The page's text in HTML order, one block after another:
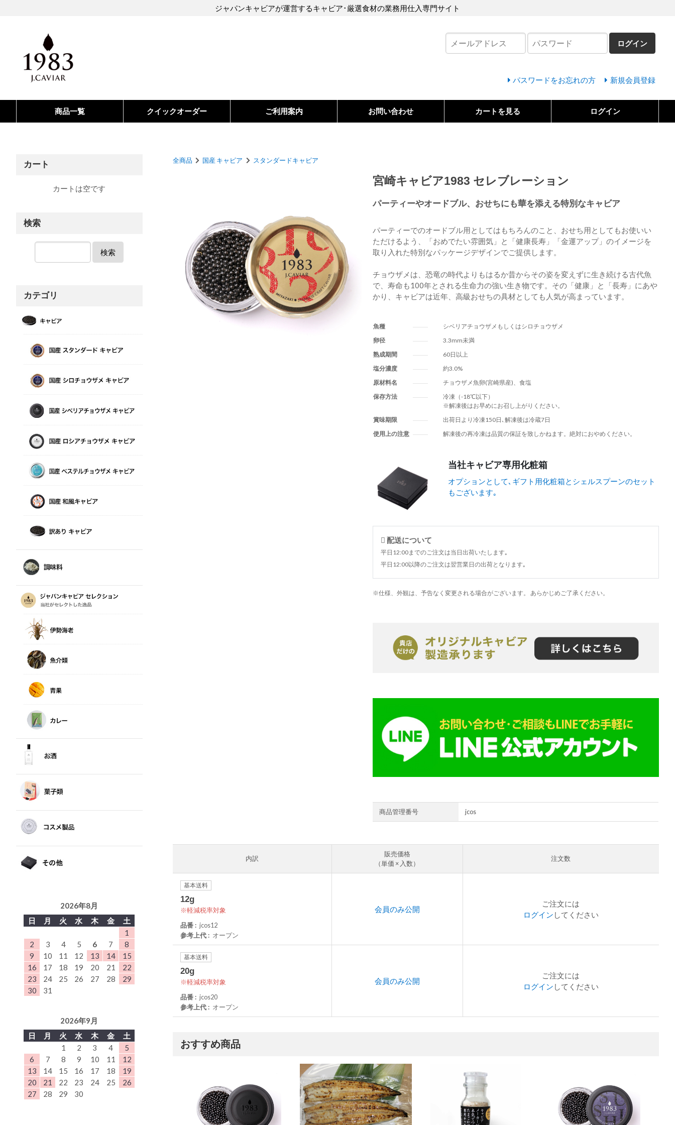
ジャパンキャビアが運営するキャビア･厳選食材の業務用仕入専門サイト
ログイン
パスワードをお忘れの方 新規会員登録
商品一覧 クイックオーダー ご利用案内 お問い合わせ カートを見る ログイン
全商品 国産 キャビア スタンダードキャビア
宮崎キャビア1983 セレブレーション
パーティーやオードブル、おせちにも華を添える特別なキャビア
パーティーでのオードブル用としてはもちろんのこと、おせち用としてもお使いい
ただけるよう、「おめでたい雰囲気」と「健康長寿」「金運アップ」のイメージを
取り入れた特別なパッケージデザインでご提供します。
チョウザメは、恐竜の時代よりもはるか昔からその姿を変えずに生き続ける古代魚
で、寿命も100年とされる生命力の強い生き物です。その「健康」と「長寿」にあや
かり、キャビアは近年、高級おせちの具材としても人気が高まっています。
魚種
シベリアチョウザメもしくはシロチョウザメ
卵径
3.3mm未満
熟成期間
60日以上
塩分濃度
約3.0%
原材料名
チョウザメ魚卵(宮崎県産)、食塩
保存方法
冷凍（-18℃以下）
※解凍後はお早めにお召し上がりください。
賞味期限
出荷日より冷凍150日､解凍後は冷蔵7日
使用上の注意
解凍後の再冷凍は品質の保証を致しかねます。絶対におやめください。
当社キャビア専用化粧箱
オプションとして､ギフト用化粧箱とシェルスプーンのセット
もございます｡
配送について
平日12:00までのご注文は当日出荷いたします｡
平日12:00以降のご注文は翌営業日の出荷となります｡
※仕様、外観は、予告なく変更される場合がございます。 あらかじめご了承ください。
商品管理番号 jcos
内訳
販売価格
（単価 × 入数）
注文数
基本送料
12g
軽減税率対象
品番
jcos12
参考上代
オープン
会員のみ公開
ご注文には
ログイン してください
基本送料
20g
軽減税率対象
品番
jcos20
参考上代
オープン
会員のみ公開
ご注文には
ログイン してください
おすすめ商品
カート
カートは空です
検索
検索
カテゴリ
2026年8月
日
月 火 水 木 金
土
1
2
3 4 5 6 7
8
9
10 11 12 13 14
15
16
17 18 19 20 21
22
23
24 25 26 27 28
29
30
31
2026年9月
日
月 火 水 木 金
土
1
2 3 4
5
6
7 8 9 10 11
12
13
14 15 16 17 18
19
20
21 22 23 24 25
26
27
28 29 30